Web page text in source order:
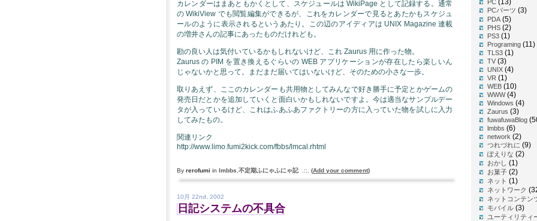
カレンダーはまあともかくとして、スケジュールは WikiPage として記録する。通常
の WikiView でも閲覧編集ができるが、これをカレンダーで見るとあたかもスケジュ
ールのように表示されるというあたり。この辺のアイディアは UNIX Magazine 連載
の増井さんの記事にあったものだけれども。
勘の良い人は気付いているかもしれないけど、これ Zaurus 用に作った物。
Zaurus の PIM を置き換えるぐらいの WEB アプリケーションが存在したら楽しいん
じゃないかと思って。まだまだ届いてはいないけど、そのための小さな一歩。
取りあえず、ここのカレンダーも共用物としてみんなで好き勝手に予定とかゲームの
発売日だとかを追加していくと面白いかもしれないですよ。今は適当なサンプルデー
タが入っているけど、これはふあふあファクトリーの方に入っていた物を試しに入力
してみたもの。
関連リンク
http://www.limo.fumi2kick.com/fbbs/lmcal.rhtml
By rerofumi in lmbbs 不定期ふにゃふにゃ記.::. (Add your comment)
10月 22nd, 2002
日記システムの不具合
PC (13)
PCパーツ (3)
PDA (5)
PHS (2)
PS3 (1)
Programing (11)
TLS3 (1)
TV (3)
UNIX (4)
VR (1)
WEB (10)
WWW(4)
Windows (4)
Zaurus (3)
fuwafuwaBlog
lmbbs (6)
network (2)
つれづれに (9)
ぽえりな (2)
おかし (1)
お菓子 (2)
ネット (1)
ネットワーク
ネットコンテン
モバイル (3)
ユーティリティ